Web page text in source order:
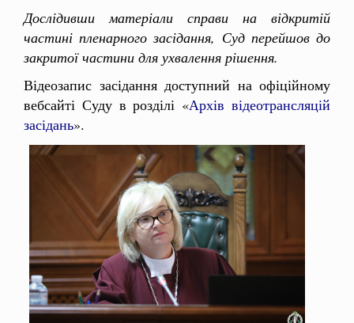
Дослідивши матеріали справи на відкритій
частині пленарного засідання, Суд перейшов до
закритої частини для ухвалення рішення.
Відеозапис засідання доступний на офіційному
вебсайті Суду в розділі «Архів відеотрансляцій
засідань».